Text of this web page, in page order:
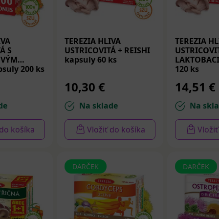
výživy sa využíva najmä na
pamäť, koncentráciu a
výživy:
nervových rastových faktorov (NGF),
a kognitívne funkcie,
rovnováhe,
obliquus)
antioxidant, ktorý sa často označuje ako „čierne
výživy:
pred oxidačným stresom,
a črevnú rovnováhu,
S
200 ks
košíka
TEREZIA HLIVA
USTRICOVITÁ + REISHI
kapsuly 60 ks
10,30 €
Na sklade
Vložiť do košíka
TEREZIA
120 ks
14,51 €
Na
DARČEK DARČEK